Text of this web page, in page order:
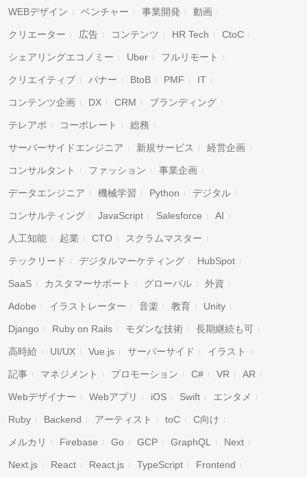
WEBデザイン ベンチャー 事業開発 動画
クリエーター 広告 コンテンツ HR Tech CtoC
シェアリングエコノミー Uber フルリモート
クリエイティブ バナー BtoB PMF IT
コンテンツ企画 DX CRM ブランディング
テレアポ コーポレート 総務
サーバーサイドエンジニア 新規サービス 経営企画
コンサルタント ファッション 事業企画
データエンジニア 機械学習 Python デジタル
コンサルティング JavaScript Salesforce AI
人工知能 起業 CTO スクラムマスター
テックリード デジタルマーケティング HubSpot
SaaS カスタマーサポート グローバル 外資
Adobe イラストレーター 音楽 教育 Unity
Django Ruby on Rails モダンな技術 長期継続も可
高時給 UI/UX Vue.js サーバーサイド イラスト
記事 マネジメント プロモーション C# VR AR
Webデザイナー Webアプリ iOS Swift エンタメ
Ruby Backend アーティスト toC C向け
メルカリ Firebase Go GCP GraphQL Next
Next.js React React.js TypeScript Frontend